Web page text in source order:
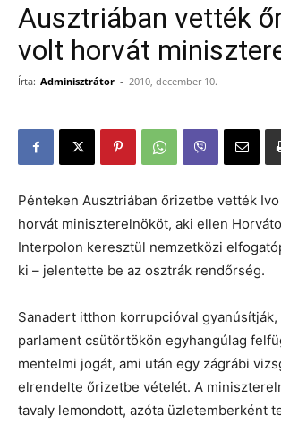
Ausztriában vették
volt horvát
Írta: Adminisztrátor - 2010, december 10.
Pénteken Ausztriában őrizetbe vették
horvát miniszterelnököt, aki ellen
Interpolon keresztül nemzetközi
ki – jelentette be az osztrák rendőrség.
Sanadert itthon korrupcióval gyanúsítják,
parlament csütörtökön egyhangúlag
mentelmi jogát, ami után egy zágrábi
elrendelte őrizetbe vételét. A
tavaly lemondott, azóta üzletemberként